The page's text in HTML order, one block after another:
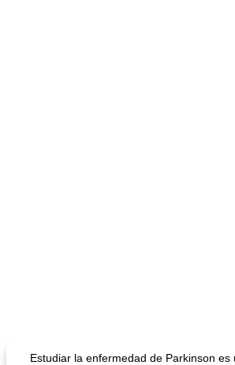
Estudiar la enfermedad de Parkinson es